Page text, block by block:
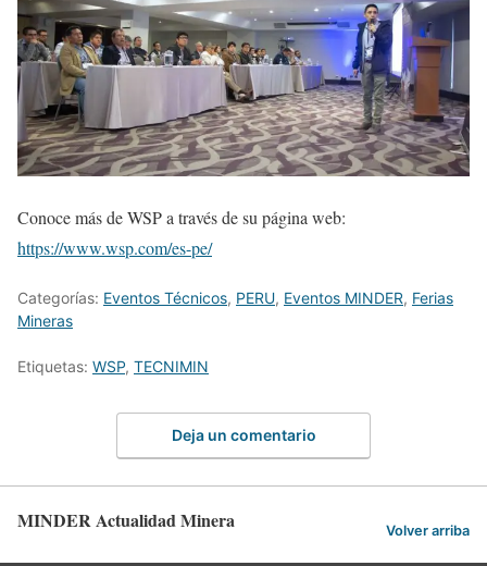
Conoce más de WSP a través de su página web:
https://www.wsp.com/es-pe/
Categorías: Eventos Técnicos, PERU, Eventos MINDER, Ferias
Mineras
Etiquetas: WSP, TECNIMIN
Deja un comentario
MINDER Actualidad Minera Volver arriba